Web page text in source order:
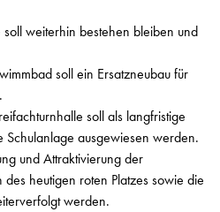
weiterhin bestehen bleiben und
soll ein Ersatzneubau für
soll als langfristige
Schulanlage ausgewiesen werden.
und Attraktivierung der
heutigen roten Platzes sowie die
werden.